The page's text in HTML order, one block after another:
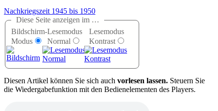
Nachkriegszeit 1945 bis 1950
Diese Seite anzeigen im …
Bildschirm-
Modus
Lesemodus
Normal
Lesemodus
Kontrast
Diesen Artikel können Sie sich auch vorlesen lassen. Steuern Sie
die Wiedergabefunktion mit den Bedienelementen des Players.